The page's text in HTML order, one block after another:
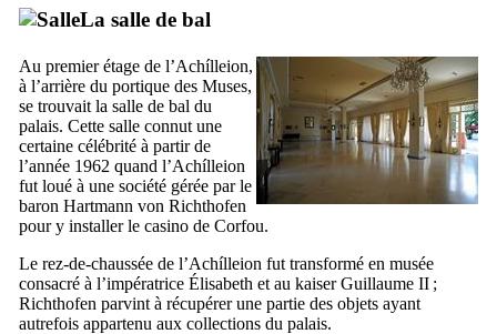
La salle de bal
Au premier étage de l’Achílleion,
à l’arrière du portique des Muses,
se trouvait la salle de bal du
palais. Cette salle connut une
certaine célébrité à partir de
l’année 1962 quand l’Achílleion
fut loué à une société gérée par le
baron Hartmann von Richthofen
pour y installer le casino de Corfou.
Le rez-de-chaussée de l’Achílleion fut transformé en musée
consacré à l’impératrice Élisabeth et au kaiser Guillaume II ;
Richthofen parvint à récupérer une partie des objets ayant
autrefois appartenu aux collections du palais.